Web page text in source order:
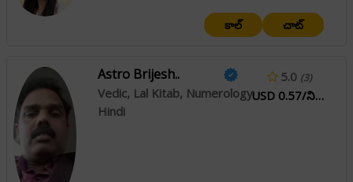
కాల్ చాట్
Astro Brijesh..
Vedic, Lal Kitab, Numerology
Hindi
5.0 (3)
USD 0.57/నిమి